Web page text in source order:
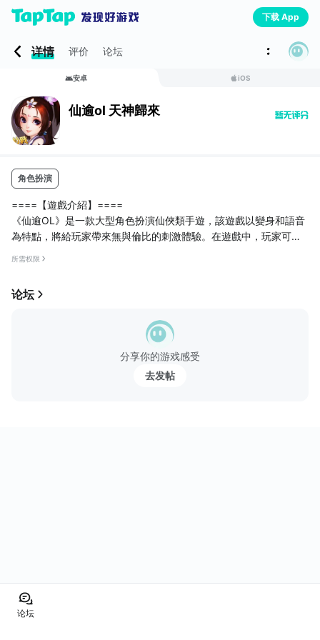
下载 App
详情 评价 论坛
安卓 iOS
仙逾ol 天神歸來
角色扮演
====【遊戲介紹】====
《仙逾OL》是一款大型角色扮演仙俠類手遊，該遊戲以變身和語音
為特點，將給玩家帶來無與倫比的刺激體驗。在遊戲中，玩家可以
交，真正的溝通無障礙唷！
《仙逾OL》神獸系統，神獸又是蝦米？熊貓俠又是蝦米？介面上的
“變”字又是蝦米？變身後又會如何？啊哈！接下來就給各位詳細解釋
一下！首先神獸是《仙逾OL》遊戲中...
所需权限
论坛
分享你的游戏感受
去发帖
论坛